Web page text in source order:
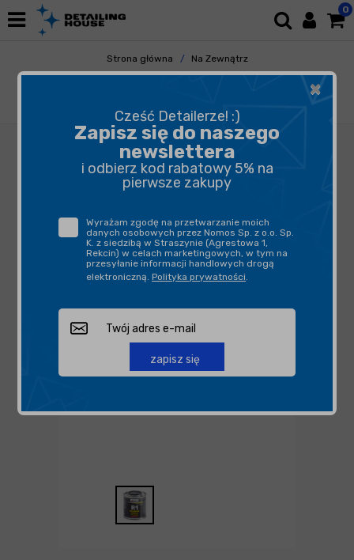
0
Strona główna
Na Zewnątrz
Elementy Metalowe
Ochrona Metalu
×
Cześć Detailerze! :)
Zapisz się do naszego
newslettera
i odbierz kod rabatowy 5% na
pierwsze zakupy
Wyrażam zgodę na przetwarzanie moich
danych osobowych przez Nomos Sp. z o.o. Sp.
K. z siedzibą w Straszynie (Agrestowa 1,
Rekcin) w celach marketingowych, w tym na
przesyłanie informacji handlowych drogą
elektroniczną. Polityka prywatności.
zapisz się